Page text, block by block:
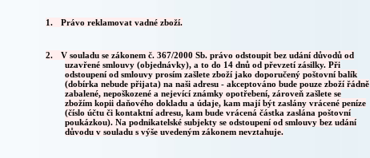
1. Právo reklamovat vadné zboží.
2.
V souladu se zákonem č. 367/2000 Sb. právo odstoupit bez udání důvodů od
uzavřené smlouvy (objednávky), a to do 14 dnů od převzetí zásilky. Při
odstoupení od smlouvy prosím zašlete zboží jako doporučený poštovní balík
(dobírka nebude přijata) na naši adresu - akceptováno bude pouze zboží řádně
zabalené, nepoškozené a nejevící známky opotřebení, zároveň zašlete se
zbožím kopii daňového dokladu a údaje, kam mají být zaslány vrácené peníze
(číslo účtu či kontaktní adresu, kam bude vrácená částka zaslána poštovní
poukázkou). Na podnikatelské subjekty se odstoupení od smlouvy bez udání
důvodu v souladu s výše uvedeným zákonem nevztahuje.